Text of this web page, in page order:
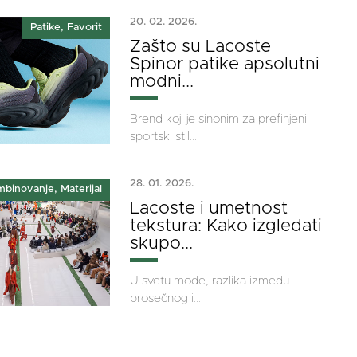
Patike, Favorit
20. 02. 2026.
Zašto su Lacoste
Spinor patike apsolutni
modni...
Brend koji je sinonim za prefinjeni
sportski stil...
Materijal
28. 01. 2026.
Lacoste i umetnost
tekstura: Kako izgledati
skupo...
U svetu mode, razlika između
prosečnog i...